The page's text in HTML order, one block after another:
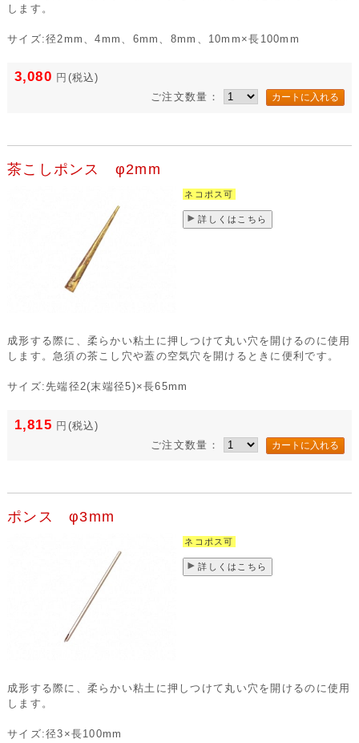
します。
サイズ:径2mm、4mm、6mm、8mm、10mm×長100mm
3,080 円 (税込)
ご注文数量：
茶こしポンス φ2mm
ネコポス可
詳しくはこちら
成形する際に、柔らかい粘土に押しつけて丸い穴を開けるのに使用
します。急須の茶こし穴や蓋の空気穴を開けるときに便利です。
サイズ:先端径2(末端径5)×長65mm
1,815 円 (税込)
ご注文数量：
ポンス φ3mm
ネコポス可
詳しくはこちら
成形する際に、柔らかい粘土に押しつけて丸い穴を開けるのに使用
します。
サイズ:径3×長100mm